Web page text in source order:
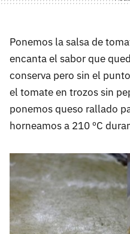
Ponemos la salsa de
encanta el sabor que
conserva pero sin el
el tomate en trozos sin
ponemos queso rallado
horneamos a 210 ºC